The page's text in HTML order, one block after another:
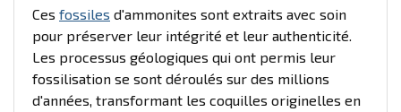
Ces fossiles d'ammonites sont extraits avec soin
pour préserver leur intégrité et leur authenticité.
Les processus géologiques qui ont permis leur
fossilisation se sont déroulés sur des millions
d'années, transformant les coquilles originelles en